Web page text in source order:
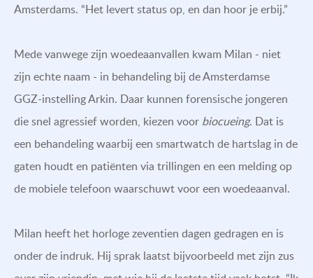
Amsterdams. “Het levert status op, en dan hoor je erbij.”
Mede vanwege zijn woedeaanvallen kwam Milan - niet
zijn echte naam - in behandeling bij de Amsterdamse
GGZ-instelling Arkin. Daar kunnen forensische jongeren
die snel agressief worden, kiezen voor biocueing. Dat is
een behandeling waarbij een smartwatch de hartslag in de
gaten houdt en patiënten via trillingen en een melding op
de mobiele telefoon waarschuwt voor een woedeaanval.
Milan heeft het horloge zeventien dagen gedragen en is
onder de indruk. Hij sprak laatst bijvoorbeeld met zijn zus